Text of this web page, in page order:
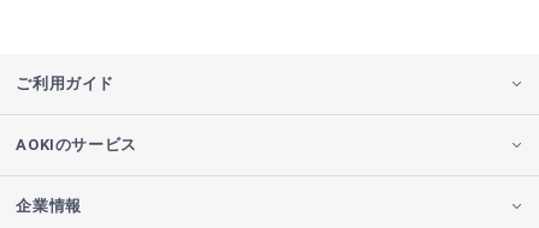
ご利用ガイド
AOKIのサービス
企業情報